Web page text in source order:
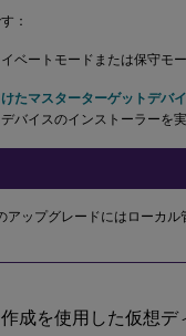
：
ベートモードまたは保守モ
たマスターターゲットデバ
バイスのインストーラーを実
ップグレードにはローカル
成を使用した仮想デ